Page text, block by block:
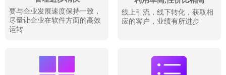
要与企业发展速度保持一致，
尽量让企业在软件方面的高效
运转
线上引流，线下转化，获取相
应的客户，业绩有所进步